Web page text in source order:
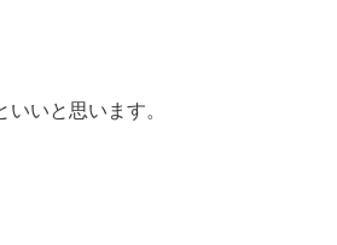
いと思います。